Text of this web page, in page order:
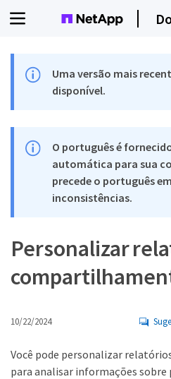
Uma versão mais
disponível.
O português é
automática para sua
precede o português
inconsistências.
Personalizar
10/22/2024
Você pode personalizar
para analisar informações sobre